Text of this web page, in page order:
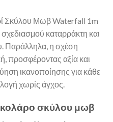
Σκύλου Μωβ Waterfall 1m
καταρράκτη και
Παράλληλα, η σχέση
προσφέροντας αξία και
ικανοποίησης για κάθε
χωρίς άγχος.
κολάρο σκύλου μωβ